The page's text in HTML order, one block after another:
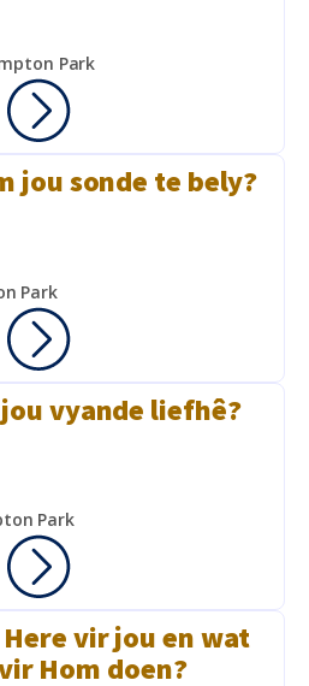
Park
jou sonde te bely?
Park
vyande liefhê?
Park
vir jou en wat
Hom doen?